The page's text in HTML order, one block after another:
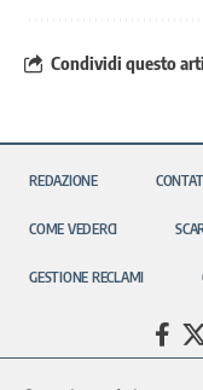
Condividi questo
REDAZIONE
COME VEDERCI
GESTIONE RECLAMI